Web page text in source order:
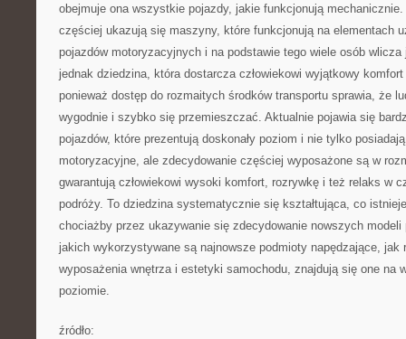
obejmuje ona wszystkie pojazdy, jakie funkcjonują
częściej ukazują się maszyny, które funkcjonują na elementach
pojazdów motoryzacyjnych i na podstawie tego wiele osób
jednak dziedzina, która dostarcza człowiekowi wyjątkowy
ponieważ dostęp do rozmaitych środków transportu sprawia, że
wygodnie i szybko się przemieszczać. Aktualnie pojawia się
pojazdów, które prezentują doskonały poziom i nie tylko
motoryzacyjne, ale zdecydowanie częściej wyposażone są w
gwarantują człowiekowi wysoki komfort, rozrywkę i też relaks w
podróży. To dziedzina systematycznie się kształtująca, co
chociażby przez ukazywanie się zdecydowanie nowszych modeli
jakich wykorzystywane są najnowsze podmioty napędzające, jak
wyposażenia wnętrza i estetyki samochodu, znajdują się one na
poziomie.
źródło: